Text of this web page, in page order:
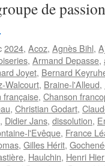
de
2024, Acoz, Agnès Bihl,
, Armand Depasse,
Joyet, Bernard
Walcourt, Braine-l'Alleud,
française, Chanson
, Christian Godart,
, Didier Jans, dissolution,
l'Evêque, France
, Gilles Hérit,
, Haulchin, Henri